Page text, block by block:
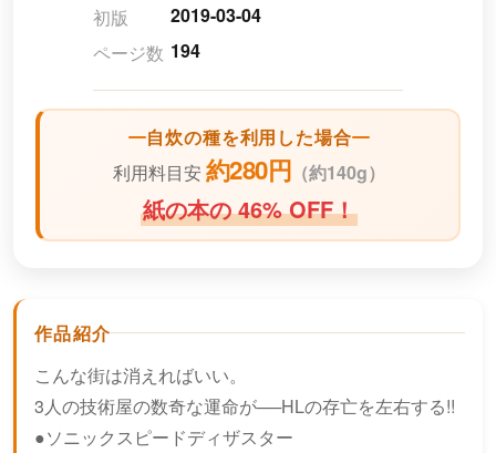
初版
2019-03-04
ページ数 194
自炊の種を利用した場合
利用料目安 約280円 （約140g）
紙の本の 46% OFF！
作品紹介
こんな街は消えればいい。
3人の技術屋の数奇な運命が──HLの存亡を左右する!!
●ソニックスピードディザスター